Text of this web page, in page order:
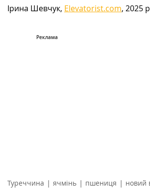
Ірина Шевчук, Elevatorist.com, 2025
Туреччина | ячмінь | пшениця | новий